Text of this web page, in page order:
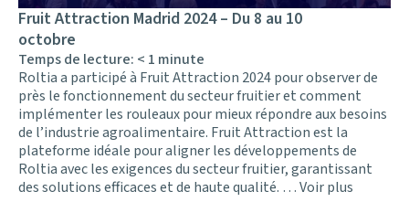
Fruit Attraction Madrid 2024 – Du 8 au 10
octobre
Temps de lecture: < 1 minute
Roltia a participé à Fruit Attraction 2024 pour observer de
près le fonctionnement du secteur fruitier et comment
implémenter les rouleaux pour mieux répondre aux besoins
de l’industrie agroalimentaire. Fruit Attraction est la
plateforme idéale pour aligner les développements de
Roltia avec les exigences du secteur fruitier, garantissant
des solutions efficaces et de haute qualité. …Voir plus